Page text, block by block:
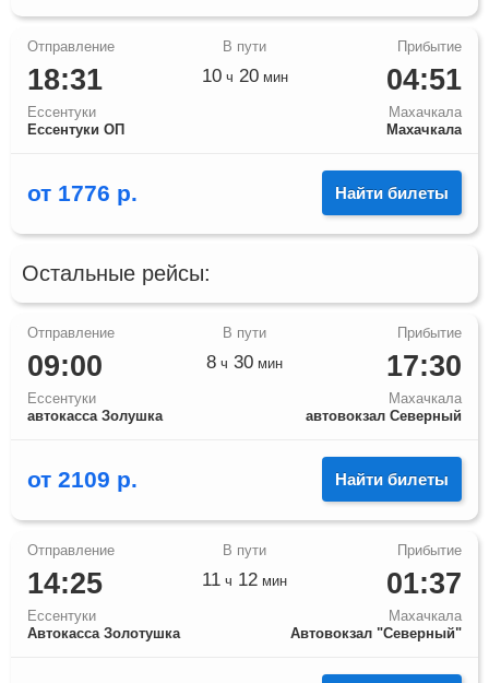
18:31
Ессентуки
Ессентуки ОП
04:51
Махачкала
Махачкала
10ч 20мин
от 1776 р. Найти билеты
Остальные рейсы:
09:00
Ессентуки
автокасса Золушка
17:30
Махачкала
автовокзал Северный
8 ч 30 мин
от 2109 р. Найти билеты
14:25
Ессентуки
Автокасса Золотушка
01:37
Махачкала
Автовокзал "Северный"
11 ч 12 мин